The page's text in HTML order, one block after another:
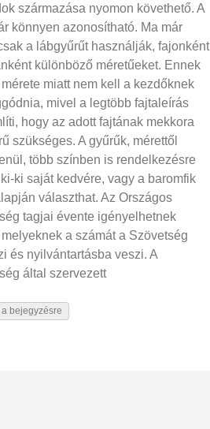
származása nyomon követhető. A
könnyen azonosítható. Ma már
a lábgyűrűt használják, fajonként
különböző méretűeket. Ennek
miatt nem kell a kezdőknek
mivel a legtöbb fajtaleírás
hogy az adott fajtának mekkora
szükséges. A gyűrűk, mérettől
több színben is rendelkezésre
ki saját kedvére, vagy a baromfik
választhat. Az Országos
tagjai évente igényelhetnek
a számát a Szövetség
és nyilvántartásba veszi. A
által szervezett
bejegyzésre